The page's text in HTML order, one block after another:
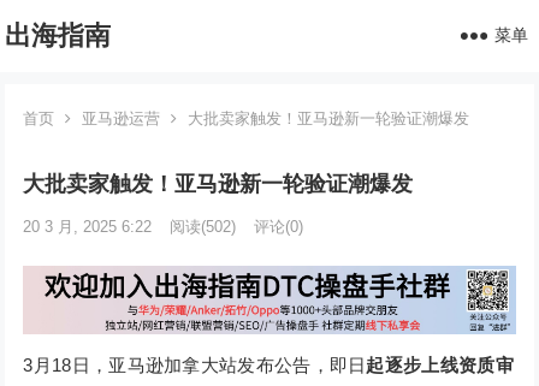
出海指南 菜单
首页 亚马逊运营 大批卖家触发！亚马逊新一轮验证潮爆发
大批卖家触发！亚马逊新一轮验证潮爆发
20 3 月, 2025 6:22 阅读(502) 评论(0)
3月18日，亚马逊加拿大站发布公告，即日起逐步上线资质审